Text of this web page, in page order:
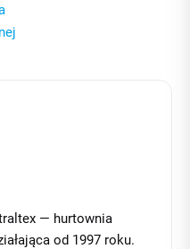
— hurtownia
od 1997 roku.